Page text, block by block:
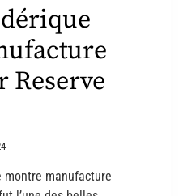
Reserve
montre manufacture